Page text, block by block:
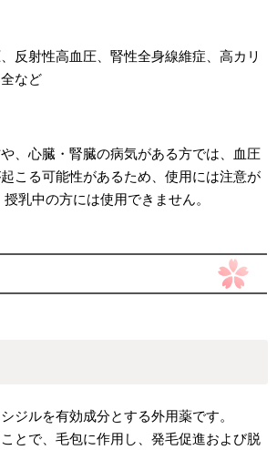
反射性高血圧、腎性全身線維症、高カリ
など
、心臓・腎臓の病気がある方では、血圧
こる可能性があるため、使用には注意が
乳中の方には使用できません。
ジルを有効成分とする外用薬です。
とで、毛包に作用し、発毛促進および脱